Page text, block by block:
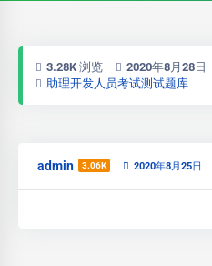
3.28K 浏览
2020年8月28日
助理开发人员考试测试题库
admin 3.06K 2020年8月25日